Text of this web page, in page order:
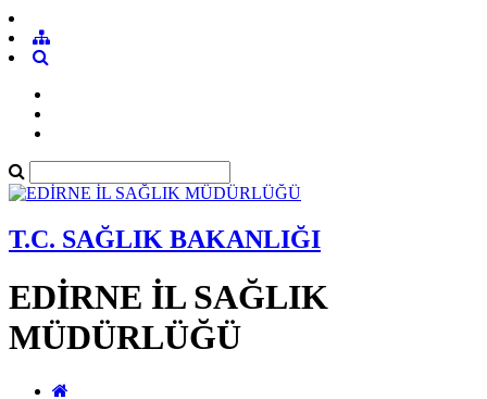
T.C. SAĞLIK BAKANLIĞI
EDİRNE İL SAĞLIK
MÜDÜRLÜĞÜ